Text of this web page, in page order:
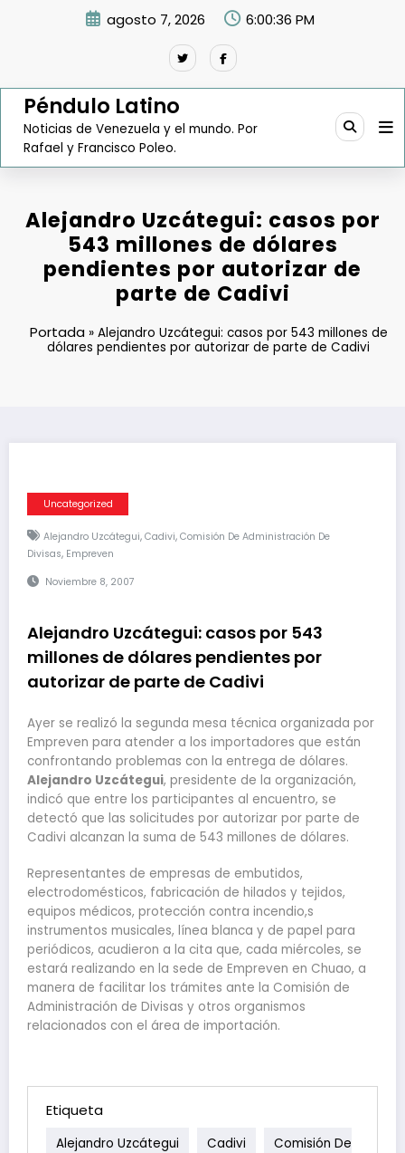
agosto 7, 2026 6:00:37 PM
Péndulo Latino
Noticias de Venezuela y el mundo. Por
Rafael y Francisco Poleo.
Alejandro Uzcátegui: casos por
543 millones de dólares
pendientes por autorizar de
parte de Cadivi
Portada» Alejandro Uzcátegui: casos por 543 millones de
dólares pendientes por autorizar de parte de Cadivi
Uncategorized
Alejandro Uzcátegui, Cadivi, Comisión De Administración De
Divisas, Empreven
Noviembre 8, 2007
Alejandro Uzcátegui: casos por 543
millones de dólares pendientes por
autorizar de parte de Cadivi
Ayer se realizó la segunda mesa técnica organizada por
Empreven para atender a los importadores que están
confrontando problemas con la entrega de dólares.
Alejandro Uzcátegui, presidente de la organización,
indicó que entre los participantes al encuentro, se
detectó que las solicitudes por autorizar por parte de
Cadivi alcanzan la suma de 543 millones de dólares.
Representantes de empresas de embutidos,
electrodomésticos, fabricación de hilados y tejidos,
equipos médicos, protección contra incendio,s
instrumentos musicales, línea blanca y de papel para
periódicos, acudieron a la cita que, cada miércoles, se
estará realizando en la sede de Empreven en Chuao, a
manera de facilitar los trámites ante la Comisión de
Administración de Divisas y otros organismos
relacionados con el área de importación.
Etiqueta
Alejandro Uzcátegui Cadivi Comisión De